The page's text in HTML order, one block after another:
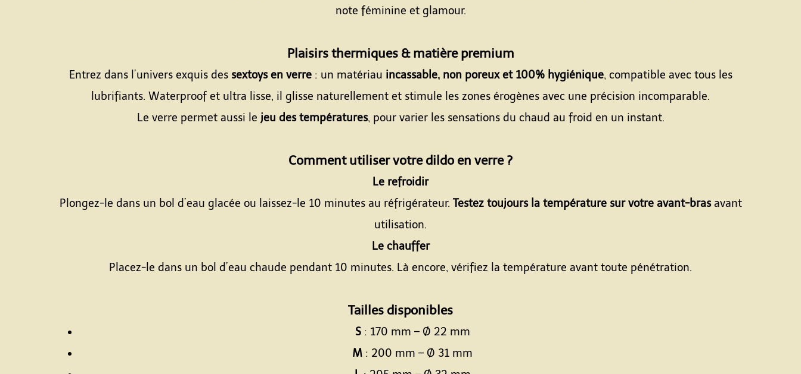
note féminine et glamour.
Plaisirs thermiques & matière premium
Entrez dans l’univers exquis des sextoys en verre: un matériau incassable, non poreux et 100% hygiénique, compatible avec tous les
lubrifiants. Waterproof et ultra lisse, il glisse naturellement et stimule les zones érogènes avec une précision incomparable.
Le verre permet aussi le jeu des températures, pour varier les sensations du chaud au froid en un instant.
Comment utiliser votre dildo en verre ?
Le refroidir
Plongez-le dans un bol d’eau glacée ou laissez-le 10 minutes au réfrigérateur. Testez toujours la température sur votre avant-brasavant
utilisation.
Le chauffer
Placez-le dans un bol d’eau chaude pendant 10 minutes. Là encore, vérifiez la température avant toute pénétration.
Tailles disponibles
S: 170 mm – Ø 22 mm
M : 200 mm – Ø 31 mm